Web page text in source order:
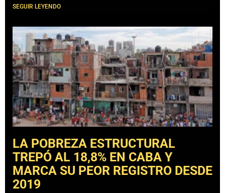
SEGUIR LEYENDO
LA POBREZA ESTRUCTURAL
TREPÓ AL 18,8% EN CABA Y
MARCA SU PEOR REGISTRO DESDE
2019